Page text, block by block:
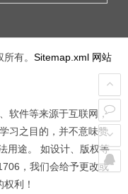
所有。 Sitemap.xml 网站
软件等来源于互联网，
习之目的，并不意味赞
用途。 如设计、版权等
，我们会给予更改或
利！